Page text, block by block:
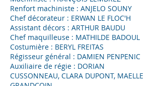
Renfort machiniste : ANJELO SOUNY
Chef décorateur : ERWAN LE FLOC'H
Assistant décors : ARTHUR BAUDU
Chef maquilleuse : MATHILDE BADOUL
Costumière : BERYL FREITAS
Régisseur général : DAMIEN PENPENIC
Auxiliaire de régie : DORIAN
CUSSONNEAU, CLARA DUPONT, MAELLE